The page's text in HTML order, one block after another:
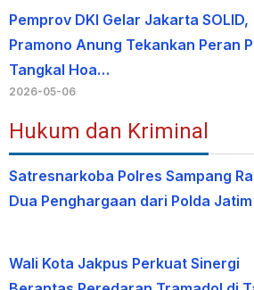
Pemprov DKI Gelar Jakarta SOLID,
Pramono Anung Tekankan Peran
Tangkal Hoa…
2026-05-06
Hukum dan Kriminal
Satresnarkoba Polres Sampang
Dua Penghargaan dari Polda Jatim
Wali Kota Jakpus Perkuat Sinergi